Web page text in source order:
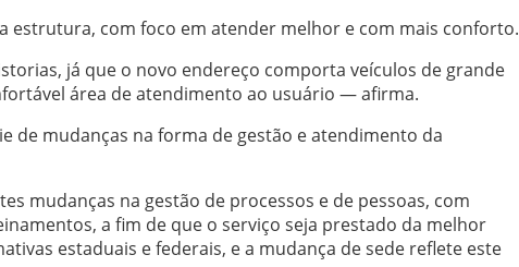
estrutura, com foco em atender melhor e com mais conforto.
já que o novo endereço comporta veículos de grande
área de atendimento ao usuário — afirma.
de mudanças na forma de gestão e atendimento da
mudanças na gestão de processos e de pessoas, com
a fim de que o serviço seja prestado da melhor
estaduais e federais, e a mudança de sede reflete este